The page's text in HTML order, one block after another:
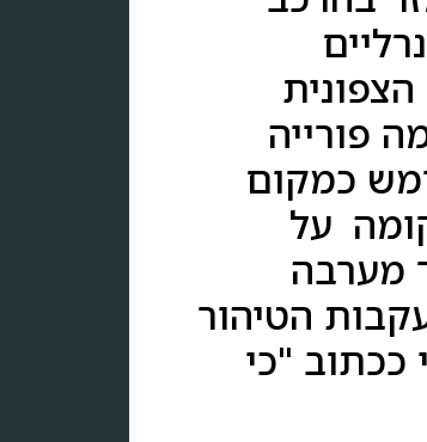
פורייה
ושימש כמקום
על
מערבה
הטיהור
ככתוב "כי